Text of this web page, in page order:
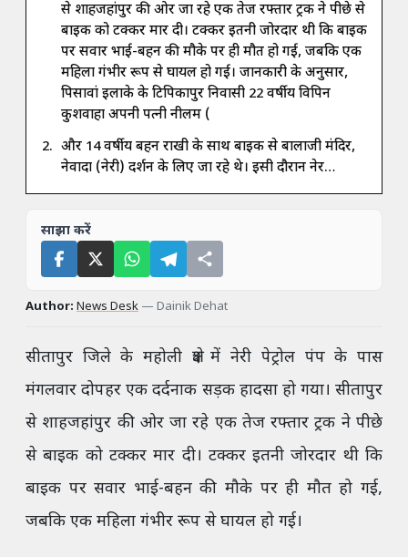
से शाहजहांपुर की ओर जा रहे एक तेज रफ्तार ट्रक ने पीछे से
बाइक को टक्कर मार दी। टक्कर इतनी जोरदार थी कि बाइक
पर सवार भाई-बहन की मौके पर ही मौत हो गई, जबकि एक
महिला गंभीर रूप से घायल हो गई। जानकारी के अनुसार,
पिसावां इलाके के टिपिकापुर निवासी 22 वर्षीय विपिन
कुशवाहा अपनी पत्नी नीलम (
और 14 वर्षीय बहन राखी के साथ बाइक से बालाजी मंदिर,
नेवादा (नेरी) दर्शन के लिए जा रहे थे। इसी दौरान नेर…
साझा करें
Author: News Desk — Dainik Dehat
सीतापुर जिले के महोली क्षेत्र में नेरी पेट्रोल पंप के पास
मंगलवार दोपहर एक दर्दनाक सड़क हादसा हो गया। सीतापुर
से शाहजहांपुर की ओर जा रहे एक तेज रफ्तार ट्रक ने पीछे
से बाइक को टक्कर मार दी। टक्कर इतनी जोरदार थी कि
बाइक पर सवार भाई-बहन की मौके पर ही मौत हो गई,
जबकि एक महिला गंभीर रूप से घायल हो गई।